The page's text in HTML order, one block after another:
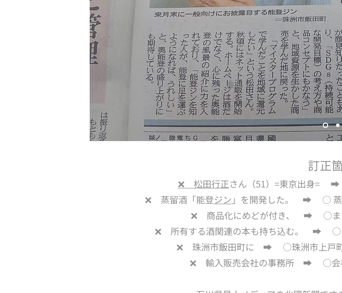
訂正
❌ 松田行正さん（51）=東京出身
❌ 蒸留酒「能登ジン 」を開発した。 ➡️ ○ 蒸留
❌ 商品化にめどが付き、 ➡︎ ○まだ
❌ 所有する酒関連の本も持ち込む。 ➡︎ ○そ
❌ 珠洲市飯田町に ➡︎ ○珠洲市上戸町
❌ 輸入販売会社の事務所 ➡︎ ○会社